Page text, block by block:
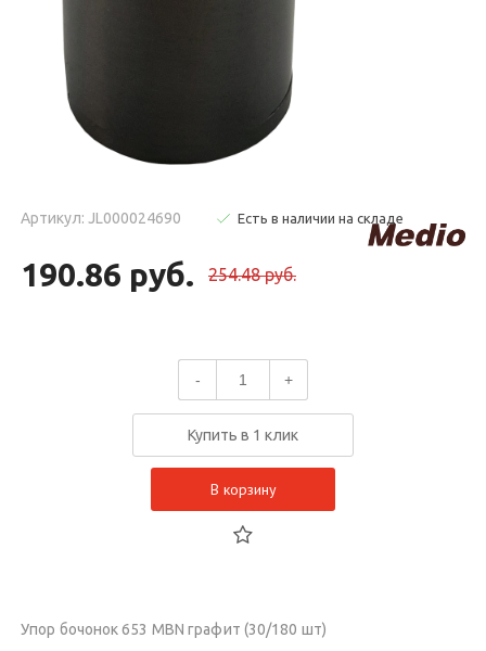
Артикул: JL000024690 Есть в наличии на складе
190.86 руб. 254.48 руб.
- +
Купить в 1 клик
В корзину
Упор бочонок 653 MBN графит (30/180 шт)